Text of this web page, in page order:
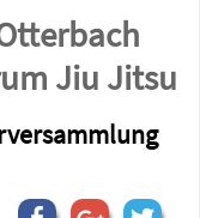
Jiu Jitsu